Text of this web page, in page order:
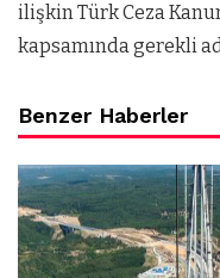
ilişkin Türk Ceza
kapsamında gerekli
Benzer Haberler